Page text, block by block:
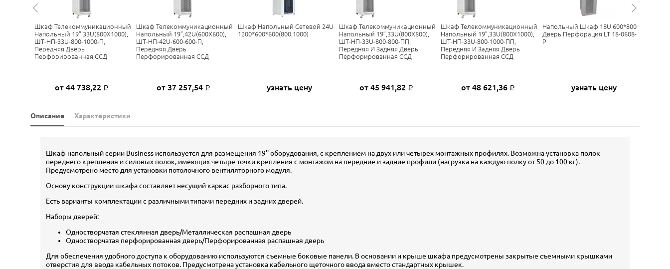
Шкаф Телекоммуникационный
Напольный 19”,33U(800X1000),
ШТ-НП-33U-800-1000-П,
Передняя Дверь
Перфорированная ССД
от 44 738,22 Р
Шкаф Телекоммуникационный
Напольный 19”,42U(600X600),
ШТ-НП-42U-600-600-П,
Передняя Дверь
Перфорированная ССД
от 37 257,54 Р
Шкаф Напольный Сетевой 24U
1200*600*600(800,1000)
узнать цену
Шкаф Телекоммуникационный
Напольный 19”,33U(800X800),
ШТ-НП-33U-800-800-ПП,
Передняя И Задняя Дверь
Перфорированная ССД
от 45 941,82 Р
Шкаф Телекоммуникационный
Напольный 19”,33U(800X1000),
ШТ-НП-33U-800-1000-ПП,
Передняя И Задняя Дверь
Перфорированная ССД
от 48 621,36 Р
Напольный Шкаф 18U 600*800
Дверь Перфорация LT 18-0608-
P
узнать цену
Описание Характеристики
Шкаф напольный серии Business используется для размещения 19'' оборудования, с креплением на двух или четырех монтажных профилях. Возможна установка полок
переднего крепления и силовых полок, имеющих четыре точки крепления с монтажом на передние и задние профили (нагрузка на каждую полку от 50 до 100 кг).
Предусмотрено место для установки потолочного вентиляторного модуля.
Основу конструкции шкафа составляет несущий каркас разборного типа.
Есть варианты комплектации с различными типами передних и задних дверей.
Наборы дверей:
Одностворчатая стеклянная дверь/Металлическая распашная дверь
Одностворчатая перфорированная дверь/Перфорированная распашная дверь
Для обеспечения удобного доступа к оборудованию используются съемные боковые панели. В основании и крыше шкафа предусмотрены закрытые съемными крышками
отверстия для ввода кабельных потоков. Предусмотрена установка кабельного щеточного ввода вместо стандартных крышек.